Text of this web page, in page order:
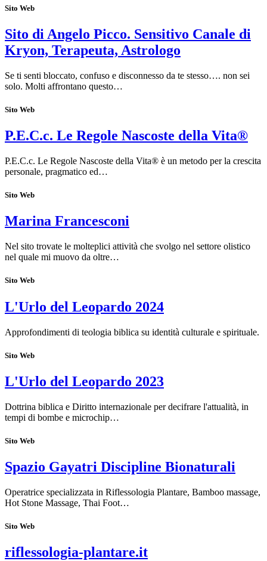
Sito Web
Sito di Angelo Picco. Sensitivo Canale di
Kryon, Terapeuta, Astrologo
Se ti senti bloccato, confuso e disconnesso da te stesso…. non sei
solo. Molti affrontano questo…
Sito Web
P.E.C.c. Le Regole Nascoste della Vita®
P.E.C.c. Le Regole Nascoste della Vita® è un metodo per la crescita
personale, pragmatico ed…
Sito Web
Marina Francesconi
Nel sito trovate le molteplici attività che svolgo nel settore olistico
nel quale mi muovo da oltre…
Sito Web
L'Urlo del Leopardo 2024
Approfondimenti di teologia biblica su identità culturale e spirituale.
Sito Web
L'Urlo del Leopardo 2023
Dottrina biblica e Diritto internazionale per decifrare l'attualità, in
tempi di bombe e microchip…
Sito Web
Spazio Gayatri Discipline Bionaturali
Operatrice specializzata in Riflessologia Plantare, Bamboo massage,
Hot Stone Massage, Thai Foot…
Sito Web
riflessologia-plantare.it